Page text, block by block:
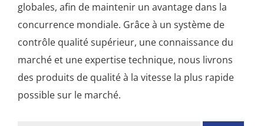
globales, afin de maintenir un avantage dans la
concurrence mondiale. Grâce à un système de
contrôle qualité supérieur, une connaissance du
marché et une expertise technique, nous livrons
des produits de qualité à la vitesse la plus rapide
possible sur le marché.